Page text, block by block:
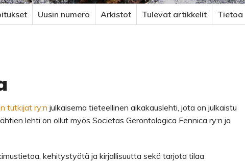
Uusin numero Arkistot Tulevat artikkelit Tietoa
tutkijat ry:n julkaisema tieteellinen aikakauslehti, jota on julkaistu
lehti on ollut myös Societas Gerontologica Fennica ry:n ja
kehitystyötä ja kirjallisuutta sekä tarjota tilaa